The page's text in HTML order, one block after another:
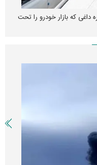
داغی که بازار خودرو را تحت